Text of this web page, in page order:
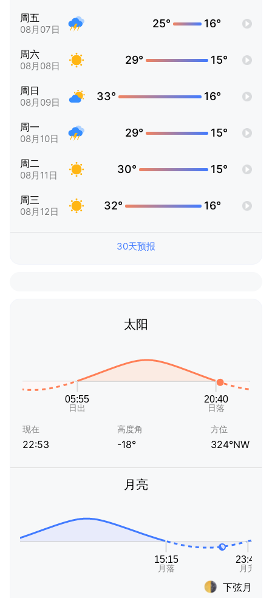
周五
08月07日 25° 16°
周六
08月08日 29° 15°
周日
08月09日 33° 16°
周一
08月10日 29° 15°
周二
08月11日 30° 15°
周三
08月12日 32° 16°
30天预报
太阳
现在
22:53
高度角
-18°
方位
324°NW
月亮
下弦月